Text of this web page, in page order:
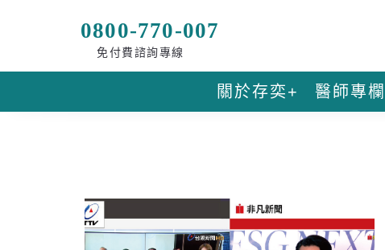
0800-770-007
免付費諮詢專線
關於存奕+ 醫師專欄